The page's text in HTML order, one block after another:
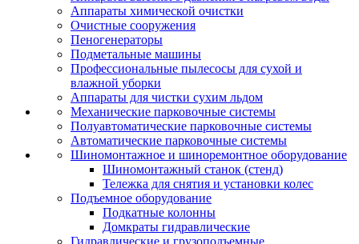
Аппараты химической очистки
Очистные сооружения
Пеногенераторы
Подметальные машины
Профессиональные пылесосы для сухой и
влажной уборки
Аппараты для чистки сухим льдом
Механические парковочные системы
Полуавтоматические парковочные системы
Автоматические парковочные системы
Шиномонтажное и шиноремонтное оборудование
Шиномонтажный станок (стенд)
Тележка для снятия и установки колес
Подъемное оборудование
Подкатные колонны
Домкраты гидравлические
Гидравлические и грузоподъемные